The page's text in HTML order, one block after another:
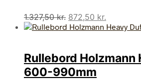
1.327,50kr. Den
oprindelige
1.327,50 kr..
872,50 kr.
aktuelle
872,50
Rullebord Holzmann
600-990mm